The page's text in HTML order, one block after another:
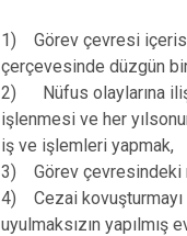
1) Görev çevresi
çerçevesinde düzgün
2) Nüfus olaylarına
işlenmesi ve her
iş ve işlemleri yapmak,
3) Görev çevresindeki
4) Cezai kovuşturmayı
uyulmaksızın yapılmış